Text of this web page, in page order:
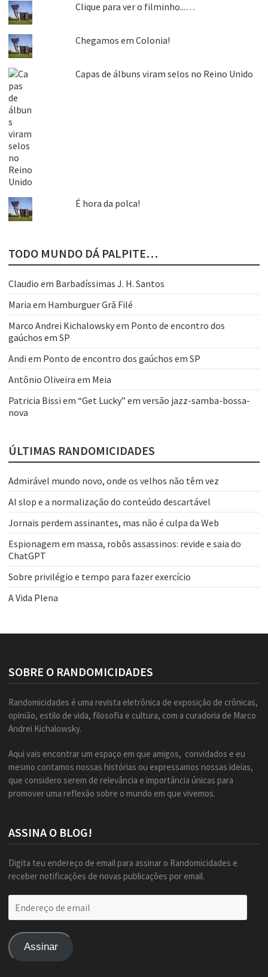
Clique para ver o filminho...…
Chegamos em Colonia!
Capas de álbuns viram selos no Reino Unido
É hora da polca!
TODO MUNDO DÁ PALPITE…
Claudio em Barbadíssimas J. H. Santos
Maria em Hamburguer Grã Filé
Marco Andrei Kichalowskyem Ponto de encontro dos
gaúchos em SP
Andi em Ponto de encontro dos gaúchos em SP
Antônio Oliveira em Meia
Patricia Bissi em “Get Lucky” em versão jazz-samba-bossa-
nova
ÚLTIMAS RANDOMICIDADES
Admirável mundo novo, onde os velhos não têm vez
AI slop e a normalização do conteúdo descartável
Jornais perdem assinantes, mas não é culpa da Web
Espionagem em massa, robôs assassinos: revide e saia do
ChatGPT
Sobre privilégio e tempo para fazer exercício
A Vida Plena
SOBRE O RANDOMICIDADES
Randomicidades é uma revista eletrônica de exposição de crônicas,
opinião, estilo de vida, filosofia e cultura, com a curadoria de Marco
Andrei Kichalowsky.
Aqui vais encontrar um espaço em que amigos, convidados e eu
mesmo contamos nossas histórias ou expressamos nossas ideias,
que considero serem de relevância e importância únicas para
promover uma reflexão sobre o mundo em que vivemos.
ASSINA O BLOG!
Digita teu endereço de email para assinar o Randomicidades e
receber notificações de novas publicações por email.
de
Assinar